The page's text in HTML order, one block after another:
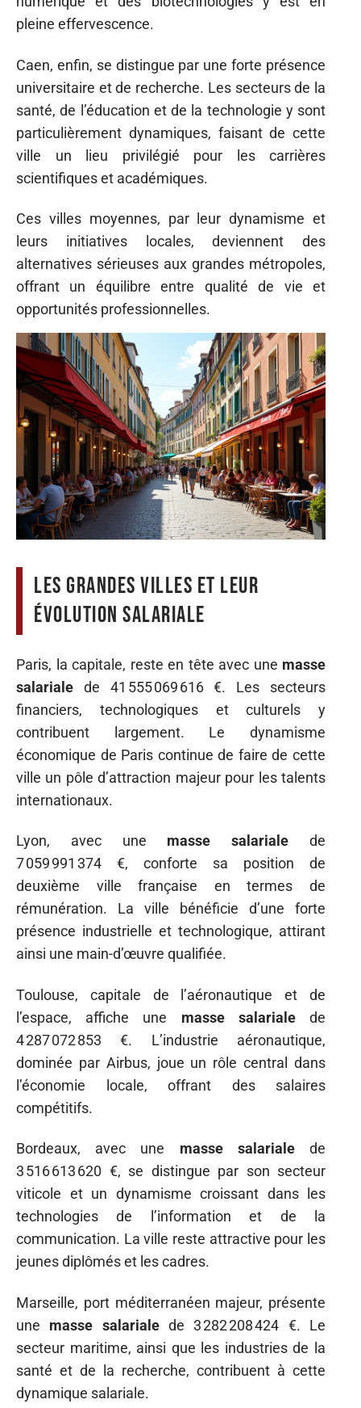
pleine effervescence.
Caen, enfin, se distingue par une forte présence
universitaire et de recherche. Les secteurs de la
santé, de l’éducation et de la technologie y sont
particulièrement dynamiques, faisant de cette
ville un lieu privilégié pour les carrières
scientifiques et académiques.
Ces villes moyennes, par leur dynamisme et
leurs initiatives locales, deviennent des
alternatives sérieuses aux grandes métropoles,
offrant un équilibre entre qualité de vie et
opportunités professionnelles.
Les grandes villes et leur
évolution salariale
Paris, la capitale, reste en tête avec une masse
salariale de 41 555 069 616 €. Les secteurs
financiers, technologiques et culturels y
contribuent largement. Le dynamisme
économique de Paris continue de faire de cette
ville un pôle d’attraction majeur pour les talents
internationaux.
Lyon, avec une masse salariale de
7 059 991 374 €, conforte sa position de
deuxième ville française en termes de
rémunération. La ville bénéficie d’une forte
présence industrielle et technologique, attirant
ainsi une main-d’œuvre qualifiée.
Toulouse, capitale de l’aéronautique et de
l’espace, affiche une masse salarialede
4 287 072 853 €. L’industrie aéronautique,
dominée par Airbus, joue un rôle central dans
l’économie locale, offrant des salaires
compétitifs.
Bordeaux, avec une masse salarialede
3 516 613 620 €, se distingue par son secteur
viticole et un dynamisme croissant dans les
technologies de l’information et de la
communication. La ville reste attractive pour les
jeunes diplômés et les cadres.
Marseille, port méditerranéen majeur, présente
une masse salarialede 3 282 208 424 €. Le
secteur maritime, ainsi que les industries de la
santé et de la recherche, contribuent à cette
dynamique salariale.